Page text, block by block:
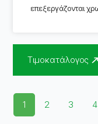
επεξεργάζονται
Τιμοκατάλογος
1 2 3 4